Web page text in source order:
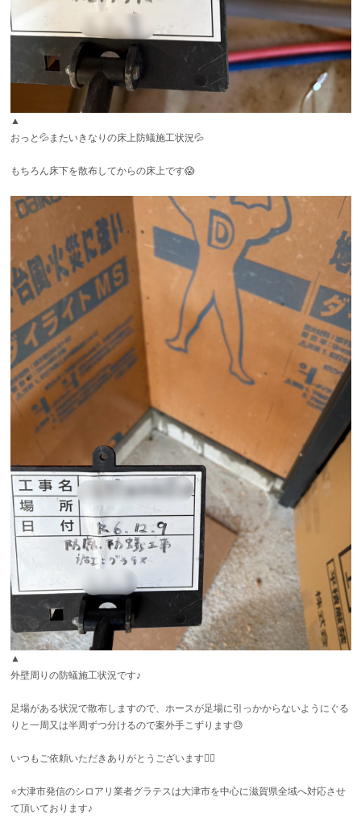
▲
おっと💦またいきなりの床上防蟻施工状況💦
もちろん床下を散布してからの床上です😱
▲
外壁周りの防蟻施工状況です♪
足場がある状況で散布しますので、ホースが足場に引っかからないようにぐる
りと一周又は半周ずつ分けるので案外手こずります😓
いつもご依頼いただきありがとうございます🙇‍♂️
⭐️大津市発信のシロアリ業者グラテスは大津市を中心に滋賀県全域へ対応させ
て頂いております♪